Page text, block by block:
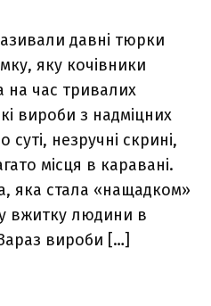
давні тюрки
яку кочівники
на час тривалих
вироби з надміцних
незручні скрині,
місця в каравані.
яка стала «нащадком»
вжитку людини в
вироби […]